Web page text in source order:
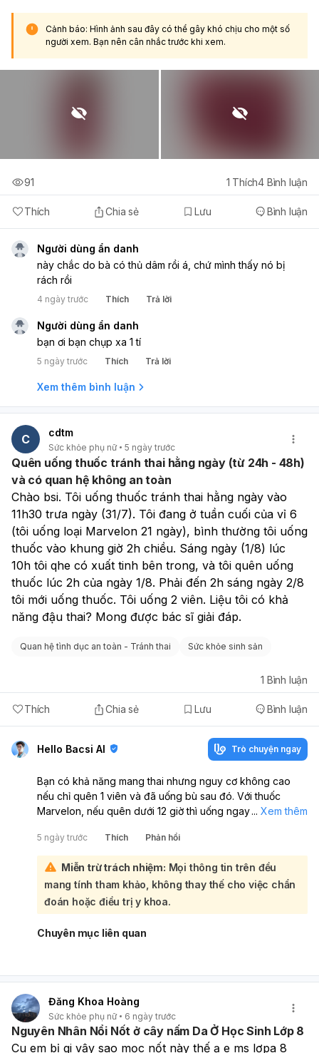
Cảnh báo: Hình ảnh sau đây có thể gây khó chịu cho một số
người xem. Bạn nên cân nhắc trước khi xem.
Thích Chia sẻ Lưu Bình luận
91 1 Thích4 Bình luận
Người dùng ẩn danh
này chắc do bà có thủ dâm rồi á, chứ mình thấy nó bị
rách rồi
4 ngày trước Thích Trả lời
Người dùng ẩn danh
bạn ơi bạn chụp xa 1 tí
5 ngày trước Thích Trả lời
Xem thêm bình luận
C cdtm
Sức khỏe phụ nữ 5 ngày trước
Quên uống thuốc tránh thai hằng ngày (từ 24h - 48h)
và có quan hệ không an toàn
Chào bsi. Tôi uống thuốc tránh thai hằng ngày vào
11h30 trưa ngày (31/7). Tôi đang ở tuần cuối của vỉ 6
(tôi uống loại Marvelon 21 ngày), bình thường tôi uống
thuốc vào khung giờ 2h chiều. Sáng ngày (1/8) lúc
10h tôi qhe có xuất tinh bên trong, và tôi quên uống
thuốc lúc 2h của ngày 1/8. Phải đến 2h sáng ngày 2/8
tôi mới uống thuốc. Tôi uống 2 viên. Liệu tôi có khả
Quan hệ tình dục an toàn - Tránh thai Sức khỏe sinh sản
Thích Chia sẻ Lưu Bình luận
1 Bình luận
Hello Bacsi AI Trò chuyện ngay
Bạn có khả năng mang thai nhưng nguy cơ không cao
nếu chỉ quên 1 viên và đã uống bù sau đó. Với thuốc
Marvelon, nếu quên dưới 12 giờ thì uống ngay khi nhớ ra
vẫn được duy trì. Tuy nhiên, vì bạn quan hệ không an
toàn trong thời gian quên thuốc nên vẫn có một mức nguy
cơ nhất định. Trong trường hợp này, bạn đã uống bù 2
viên là phù hợp theo hướng xử trí khi quên liều. Bạn nên
tiếp tục uống các viên còn lại đúng giờ mỗi ngày, và dùng
thêm bao cao su trong 7 ngày tới để an toàn hơn. Nếu
đến kỳ mà chậm kinh hoặc không có kinh sau khoảng 4
nên đi khám sớm.
... Xem thêm
5 ngày trước Thích Phản hồi
Miễn trừ trách nhiệm: Mọi thông tin trên đều
mang tính tham khảo, không thay thế cho việc chẩn
đoán hoặc điều trị y khoa.
Chuyên mục liên quan
Đăng Khoa Hoàng
Sức khỏe phụ nữ 6 ngày trước
Nguyên Nhân Nổi Nốt ở cây nấm Da Ở Học Sinh Lớp 8
Cu em bị gi vậy sao mọc nốt này thế ạ e ms lơpa 8